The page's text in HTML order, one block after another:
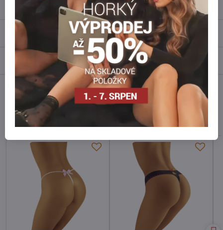
Recenze
FacebookTwitter BlueskyPinterestReddit WhatsApp
Alternativní produkty